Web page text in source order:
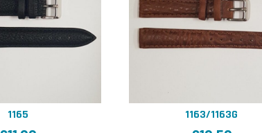
1165 1163/1163G